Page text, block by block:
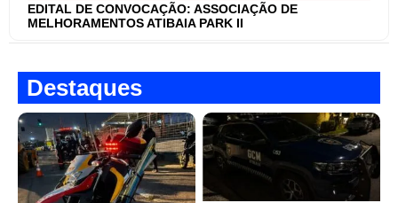
EDITAL DE CONVOCAÇÃO: ASSOCIAÇÃO DE
MELHORAMENTOS ATIBAIA PARK II
Destaques